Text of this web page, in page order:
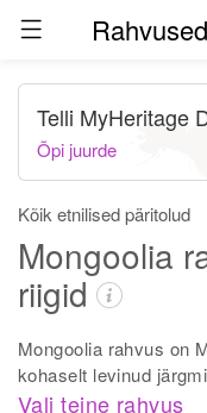
Kõik etnilised päritolud
Mongoolia
riigid
Mongoolia rahvus on
kohaselt levinud
Vali teine rahvus
Telli MyHeritage
Õpi juurde